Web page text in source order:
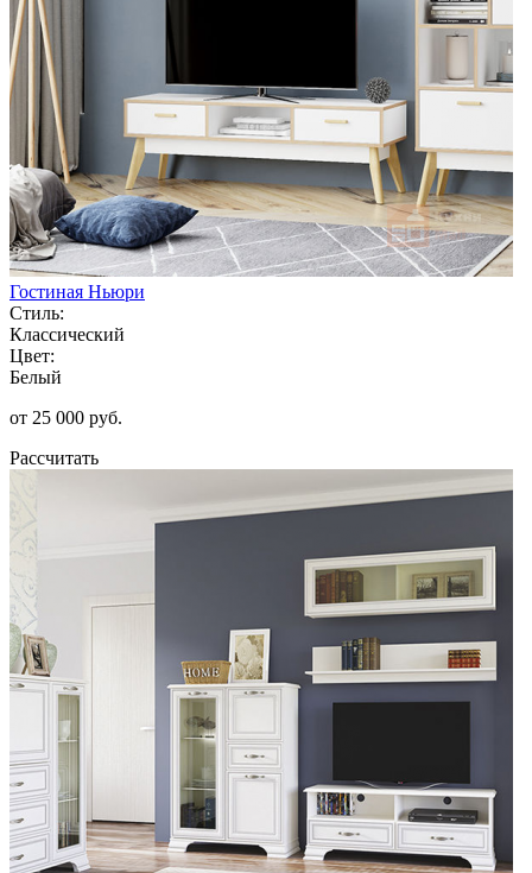
Гостиная Ньюри
Стиль:
Классический
Цвет:
Белый
от 25 000 руб.
Рассчитать